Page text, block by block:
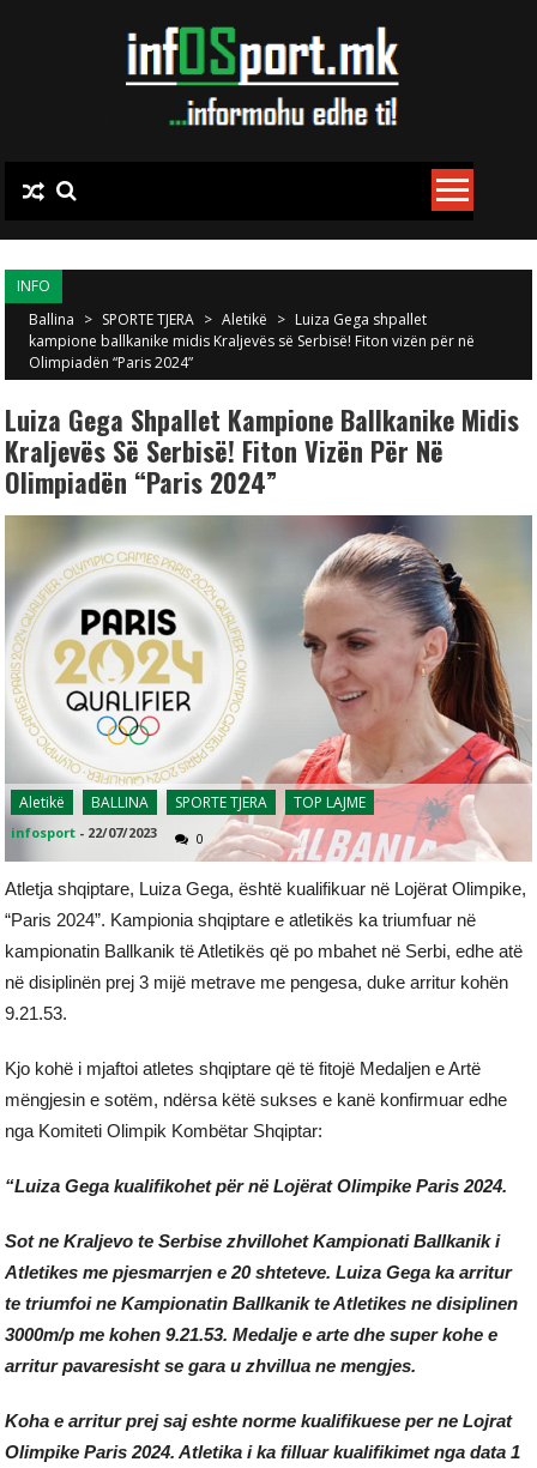
INFO
Ballina > SPORTE TJERA > Aletikë > Luiza Gega shpallet
kampione ballkanike midis Kraljevës së Serbisë! Fiton vizën për në
Olimpiadën “Paris 2024”
Luiza Gega Shpallet Kampione Ballkanike Midis
Kraljevës Së Serbisë! Fiton Vizën Për Në
Olimpiadën “Paris 2024”
Aletikë BALLINA SPORTE TJERA TOP LAJME
infosport - 22/07/2023 0
Atletja shqiptare, Luiza Gega, është kualifikuar në Lojërat Olimpike,
“Paris 2024”. Kampionia shqiptare e atletikës ka triumfuar në
kampionatin Ballkanik të Atletikës që po mbahet në Serbi, edhe atë
në disiplinën prej 3 mijë metrave me pengesa, duke arritur kohën
9.21.53.
Kjo kohë i mjaftoi atletes shqiptare që të fitojë Medaljen e Artë
mëngjesin e sotëm, ndërsa këtë sukses e kanë konfirmuar edhe
nga Komiteti Olimpik Kombëtar Shqiptar:
“Luiza Gega kualifikohet për në Lojërat Olimpike Paris 2024.
Sot ne Kraljevo te Serbise zhvillohet Kampionati Ballkanik i
Atletikes me pjesmarrjen e 20 shteteve. Luiza Gega ka arritur
te triumfoi ne Kampionatin Ballkanik te Atletikes ne disiplinen
3000m/p me kohen 9.21.53. Medalje e arte dhe super kohe e
arritur pavaresisht se gara u zhvillua ne mengjes.
Koha e arritur prej saj eshte norme kualifikuese per ne Lojrat
Olimpike Paris 2024. Atletika i ka filluar kualifikimet nga data 1